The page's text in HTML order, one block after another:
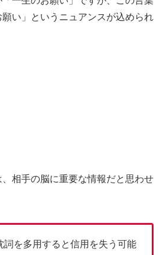
い」というニュアンスが込められ
相手の脳に重要な情報だと思わせ
詞を多用すると信用を失う可能